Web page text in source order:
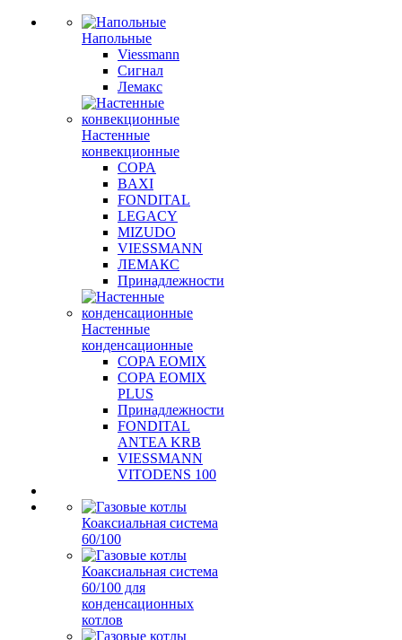
Напольные
Viessmann
Сигнал
Лемакс
Настенные
конвекционные
COPA
BAXI
FONDITAL
LEGACY
MIZUDO
VIESSMANN
ЛЕМАКС
Принадлежности
Настенные
конденсационные
COPA EOMIX
COPA EOMIX
PLUS
Принадлежности
FONDITAL
ANTEA KRB
VIESSMANN
VITODENS 100
Коаксиальная система
60/100
Коаксиальная система
60/100 для
конденсационных
котлов